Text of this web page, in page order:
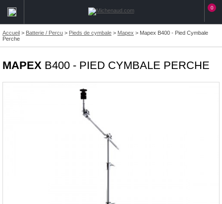
0
Accueil > Batterie / Percu > Pieds de cymbale > Mapex > Mapex B400 - Pied Cymbale
Perche
MAPEX B400 - PIED CYMBALE PERCHE